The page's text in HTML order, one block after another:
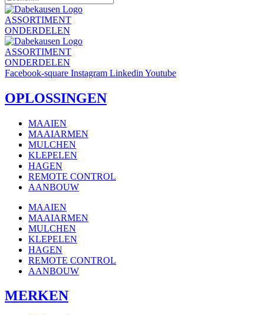
ASSORTIMENT
ONDERDELEN
ASSORTIMENT
ONDERDELEN
Facebook-square Instagram Linkedin Youtube
OPLOSSINGEN
MAAIEN
MAAIARMEN
MULCHEN
KLEPELEN
HAGEN
REMOTE CONTROL
AANBOUW
MAAIEN
MAAIARMEN
MULCHEN
KLEPELEN
HAGEN
REMOTE CONTROL
AANBOUW
MERKEN